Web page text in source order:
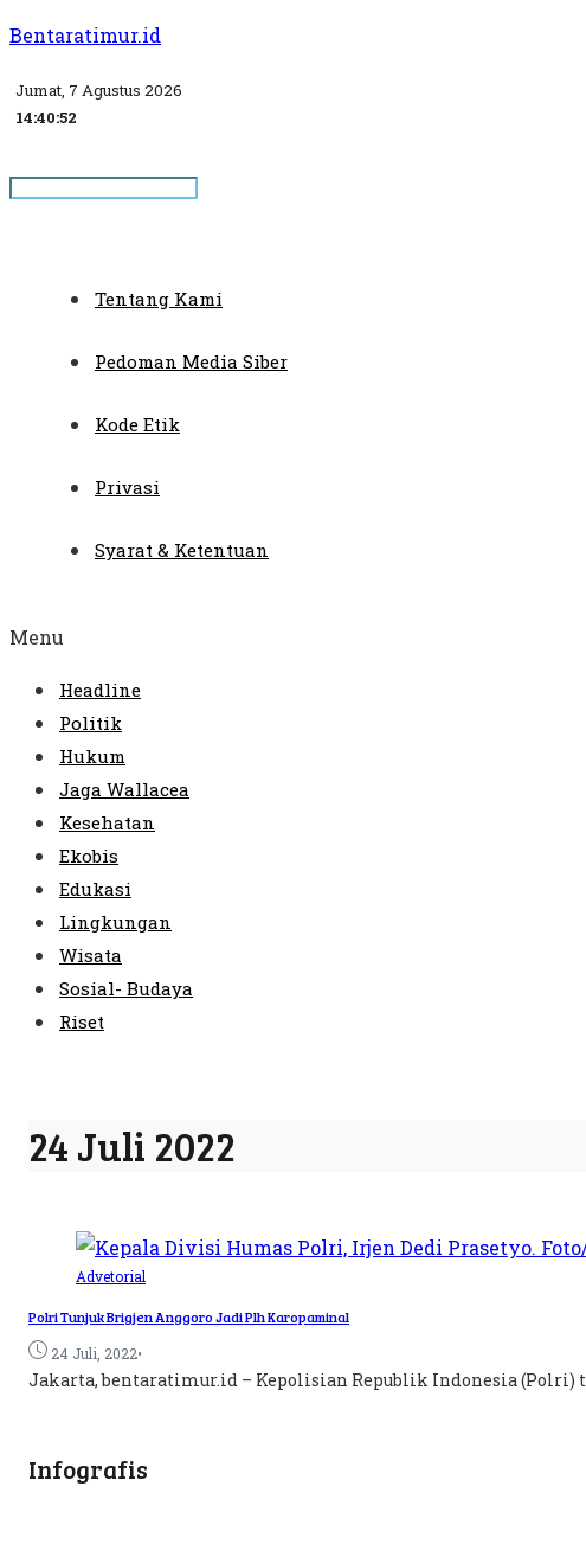
Bentaratimur.id
Jumat, 7 Agustus 2026
14:40:53
Tentang Kami
Pedoman Media Siber
Kode Etik
Privasi
Syarat & Ketentuan
Menu
Headline
Politik
Hukum
Jaga Wallacea
Kesehatan
Ekobis
Edukasi
Lingkungan
Wisata
Sosial- Budaya
Riset
24 Juli 2022
Advetorial
Polri Tunjuk Brigjen Anggoro Jadi Plh Karopaminal
24 Juli, 2022•
Jakarta, bentaratimur.id – Kepolisian Republik Indonesia
Infografis